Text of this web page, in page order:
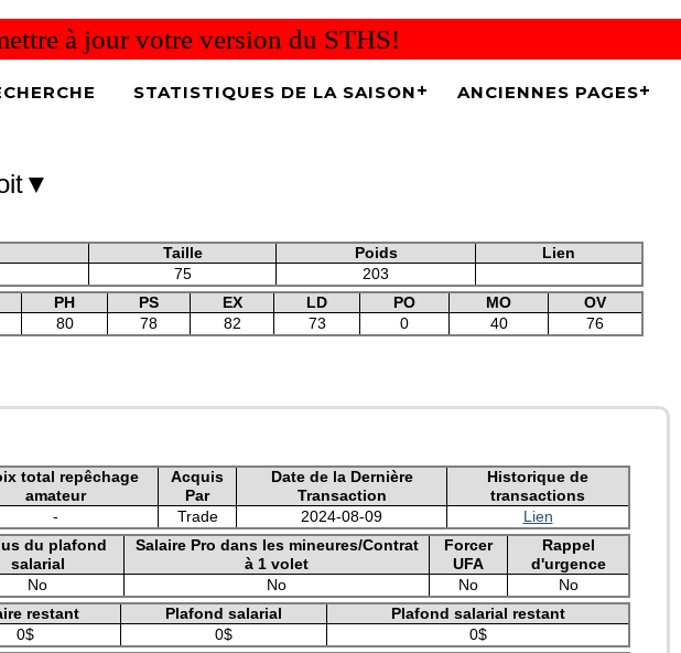
à jour votre version du STHS!
STATISTIQUES DE LA SAISON ANCIENNES PAGES
▼
Taille Poids
Lien
75
203
PH PS EX LD PO MO
OV
80 78 82 73 0 40 76
total repêchage
amateur
Acquis
Par
Date de la Dernière
Transaction
Historique de
transactions
- Trade 2024-08-09
Lien
du plafond
salarial
Salaire Pro dans les mineures/Contrat
à 1 volet
Forcer
UFA
Rappel
d'urgence
No No No
No
restant Plafond salarial
Plafond salarial restant
0$ 0$
0$